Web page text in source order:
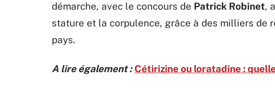
démarche, avec le concours de Patrick Robinet,
stature et la corpulence, grâce à des milliers de
pays.
A lire également : Cétirizine ou loratadine :